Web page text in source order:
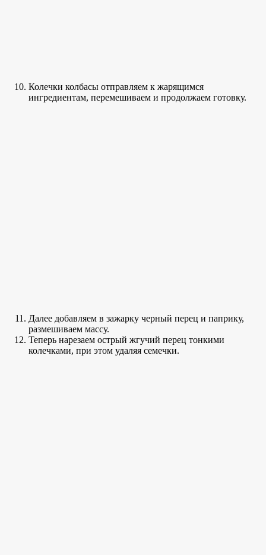
Колечки колбасы отправляем к жарящимся
ингредиентам, перемешиваем и продолжаем готовку.
Далее добавляем в зажарку черный перец и паприку,
размешиваем массу.
Теперь нарезаем острый жгучий перец тонкими
колечками, при этом удаляя семечки.